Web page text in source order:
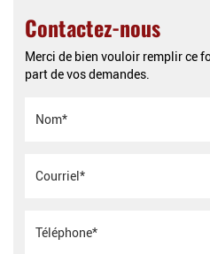
Contactez-nous
Merci de bien vouloir remplir ce
part de vos demandes.